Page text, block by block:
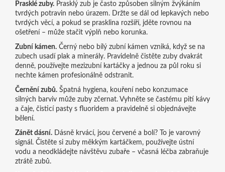
Prasklé zuby.Prasklý zub je často způsoben silným žvýkáním
tvrdých potravin nebo úrazem. Držte se dál od lepkavých nebo
tvrdých věcí, a pokud se prasklina rozšíří, jděte rovnou na
ošetření – může stačit výplň nebo korunka.
Zubní kámen.Černý nebo bílý zubní kámen vzniká, když se na
zubech usadí plak a minerály. Pravidelně čistěte zuby dvakrát
denně, používejte mezizubní kartáčky a jednou za půl roku si
nechte kámen profesionálně odstranit.
Černění zubů.Špatná hygiena, kouření nebo konzumace
silných barviv může zuby zčernat. Vyhněte se častému pití kávy
a čaje, čisticí pasty s fluoridem a pravidelně si objednávejte
bělení.
Zánět dásní.Dásně krvácí, jsou červené a bolí? To je varovný
signál. Čistěte si zuby měkkým kartáčkem, používejte ústní
vodu a neodkládejte návštěvu zubaře – včasná léčba zabraňuje
ztrátě zubů.